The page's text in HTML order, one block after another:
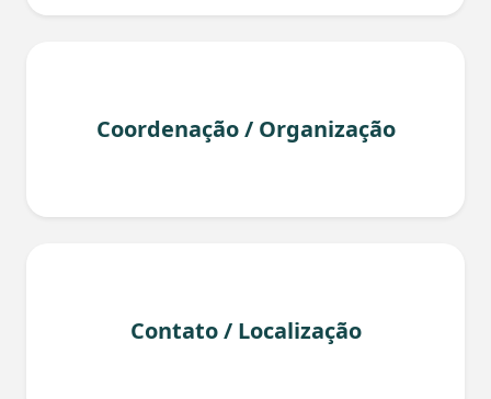
Coordenação / Organização
Contato / Localização